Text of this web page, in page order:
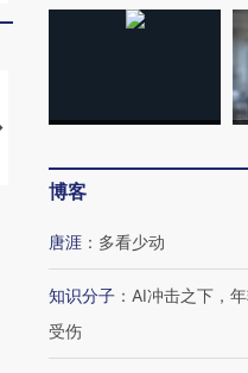
【推广】走进第四届链博
有意思的
博客
唐涯 ： 多看少动
知识分子 ： AI冲击之下，
受伤